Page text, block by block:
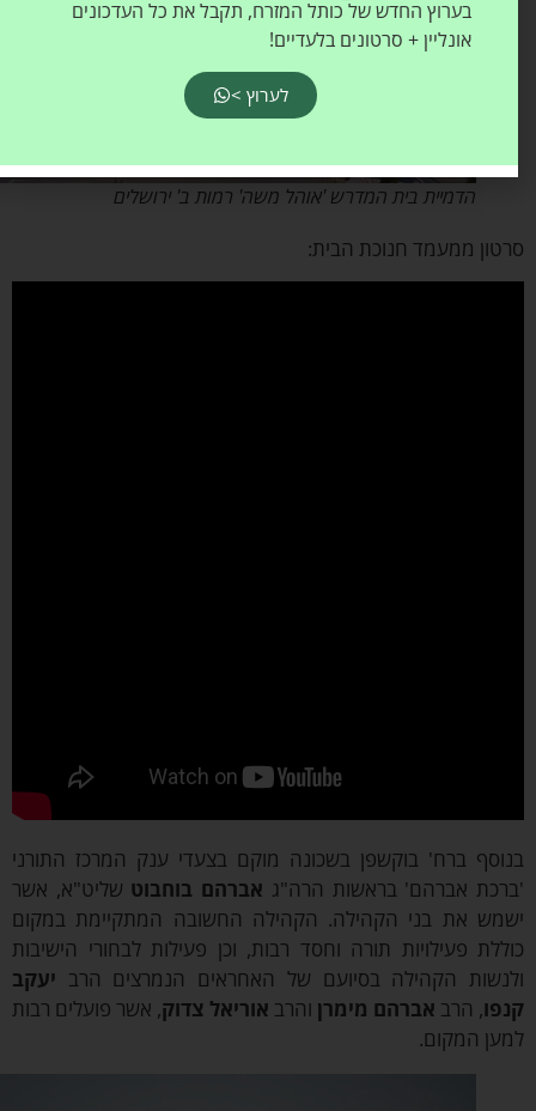
הדמיית בית המדרש 'אוהל משה' רמות ב' ירושלים
ממעמד חנוכת הבית:
ברח' בוקשפן בשכונה מוקם בצעדי ענק המרכז התורני
אברהם' בראשות הרה"גאברהם בוחבוטשליט"א, אשר
את בני הקהילה. הקהילה החשובה המתקיימת במקום
פעילויות תורה וחסד רבות, וכן פעילות לבחורי הישיבות
הקהילה בסיועם של האחראים הנמרצים הרביעקב
, הרב אברהם מימרןוהרבאוריאל צדוק, אשר פועלים רבות
המקום.
בערוץ החדש של כותל המזרח, תקבל את כל העדכונים
אונליין + סרטונים בלעדיים!
לערוץ >